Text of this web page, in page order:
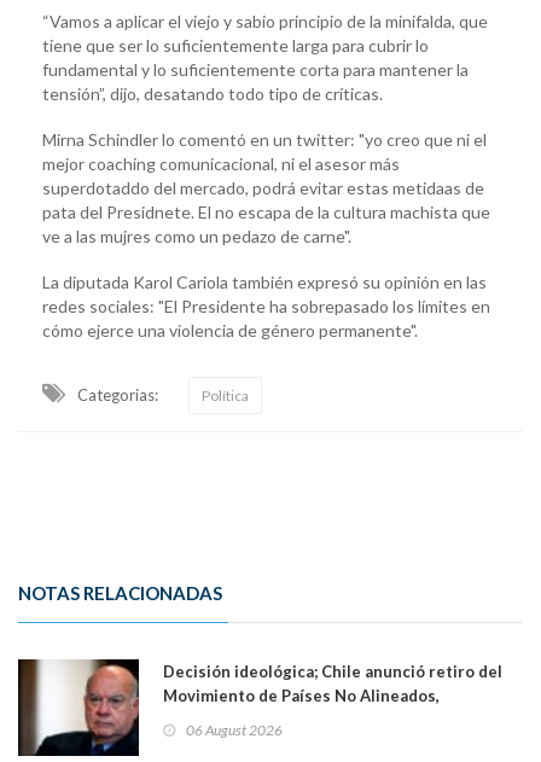
“Vamos a aplicar el viejo y sabio principio de la minifalda, que
tiene que ser lo suficientemente larga para cubrir lo
fundamental y lo suficientemente corta para mantener la
tensión”, dijo, desatando todo tipo de críticas.
Mirna Schindler lo comentó en un twitter: "yo creo que ni el
mejor coaching comunicacional, ni el asesor más
superdotaddo del mercado, podrá evitar estas metidaas de
pata del Presidnete. El no escapa de la cultura machista que
ve a las mujres como un pedazo de carne".
La diputada Karol Cariola también expresó su opinión en las
redes sociales: "El Presidente ha sobrepasado los límites en
cómo ejerce una violencia de género permanente".
Categorias: Política
NOTAS RELACIONADAS
Decisión ideológica; Chile anunció retiro del
Movimiento de Países No Alineados,
1971. Excanciller Insulza lamentó decisión
06 August 2026